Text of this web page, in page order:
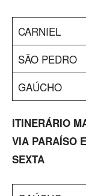
CARNIEL
SÃO PEDRO
GAÚCHO
ITINERÁRIO
VIA PARAÍSO
SEXTA